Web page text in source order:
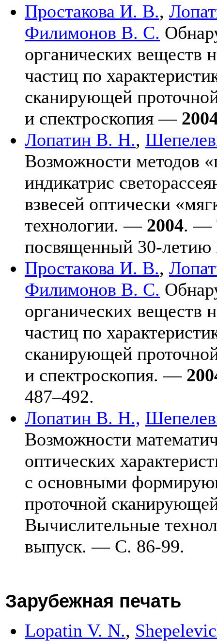
Простакова И. В.,
Филимонов В. С.
органических веществ
частиц по
сканирующей
и спектроскопия —
Лопатин В. Н.,
Возможности методов
индикатрис
взвесей оптически
технологии. — 2004. —
посвященный 30-
Простакова И. В.,
Филимонов В. С.
органических веществ
частиц по
сканирующей
и спектроскопия. —
487–492.
Лопатин В. Н.,
Возможности
оптических
с основными
проточной
Вычислительные
выпуск. — С. 86-99.
Зарубежная печать
Lopatin V. N.,